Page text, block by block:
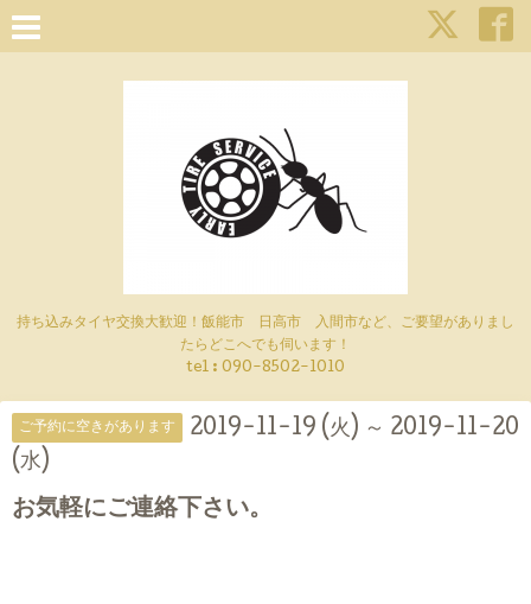
持ち込みタイヤ交換大歓迎！飯能市 日高市 入間市など、ご要望がありまし
たらどこへでも伺います！
tel : 090-8502-1010
ご予約に空きがあります
2019-11-19 (火) ～ 2019-11-20
(水)
お気軽にご連絡下さい。